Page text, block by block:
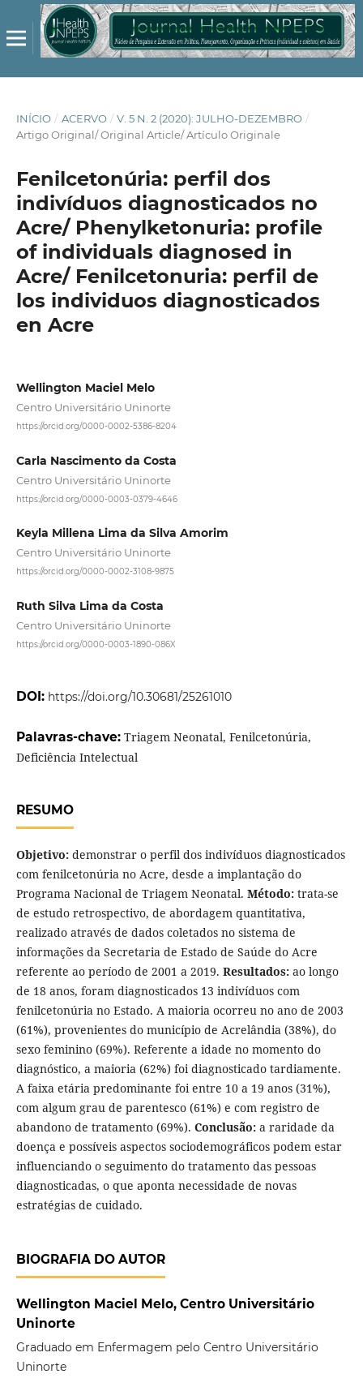
INÍCIO / ACERVO / V. 5 N. 2 (2020): JULHO-DEZEMBRO /
Artigo Original/ Original Article/ Artículo Originale
Fenilcetonúria: perfil dos
indivíduos diagnosticados no
Acre/ Phenylketonuria: profile
of individuals diagnosed in
Acre/ Fenilcetonuria: perfil de
los individuos diagnosticados
en Acre
Wellington Maciel Melo
Centro Universitário Uninorte
https://orcid.org/0000-0002-5386-8204
Carla Nascimento da Costa
Centro Universitário Uninorte
https://orcid.org/0000-0003-0379-4646
Keyla Millena Lima da Silva Amorim
Centro Universitário Uninorte
https://orcid.org/0000-0002-3108-9875
Ruth Silva Lima da Costa
Centro Universitário Uninorte
https://orcid.org/0000-0003-1890-086X
DOI: https://doi.org/10.30681/25261010
Palavras-chave: Triagem Neonatal, Fenilcetonúria,
Deficiência Intelectual
RESUMO
Objetivo:demonstrar o perfil dos indivíduos diagnosticados
com fenilcetonúria no Acre, desde a implantação do
Programa Nacional de Triagem Neonatal. Método:trata-se
de estudo retrospectivo, de abordagem quantitativa,
realizado através de dados coletados no sistema de
informações da Secretaria de Estado de Saúde do Acre
referente ao período de 2001 a 2019. Resultados: ao longo
de 18 anos, foram diagnosticados 13 indivíduos com
fenilcetonúria no Estado. A maioria ocorreu no ano de 2003
(61%), provenientes do município de Acrelândia (38%), do
sexo feminino (69%). Referente a idade no momento do
diagnóstico, a maioria (62%) foi diagnosticado tardiamente.
A faixa etária predominante foi entre 10 a 19 anos (31%),
com algum grau de parentesco (61%) e com registro de
abandono de tratamento (69%). Conclusão: a raridade da
doença e possíveis aspectos sociodemográficos podem estar
influenciando o seguimento do tratamento das pessoas
diagnosticadas, o que aponta necessidade de novas
estratégias de cuidado.
BIOGRAFIA DO AUTOR
Wellington Maciel Melo, Centro Universitário
Uninorte
Graduado em Enfermagem pelo Centro Universitário
Uninorte